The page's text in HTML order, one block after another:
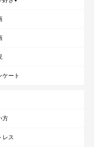
ケート
方
レス